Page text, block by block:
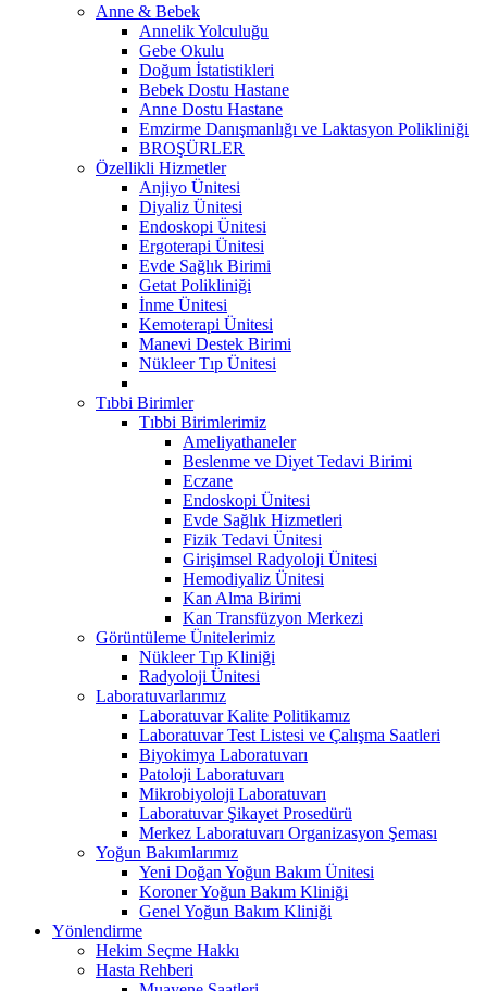
Anne & Bebek
Annelik Yolculuğu
Gebe Okulu
Doğum İstatistikleri
Bebek Dostu Hastane
Anne Dostu Hastane
Emzirme Danışmanlığı ve Laktasyon Polikliniği
BROŞÜRLER
Özellikli Hizmetler
Anjiyo Ünitesi
Diyaliz Ünitesi
Endoskopi Ünitesi
Ergoterapi Ünitesi
Evde Sağlık Birimi
Getat Polikliniği
İnme Ünitesi
Kemoterapi Ünitesi
Manevi Destek Birimi
Nükleer Tıp Ünitesi
Tıbbi Birimler
Tıbbi Birimlerimiz
Ameliyathaneler
Beslenme ve Diyet Tedavi Birimi
Eczane
Endoskopi Ünitesi
Evde Sağlık Hizmetleri
Fizik Tedavi Ünitesi
Girişimsel Radyoloji Ünitesi
Hemodiyaliz Ünitesi
Kan Alma Birimi
Kan Transfüzyon Merkezi
Görüntüleme Ünitelerimiz
Nükleer Tıp Kliniği
Radyoloji Ünitesi
Laboratuvarlarımız
Laboratuvar Kalite Politikamız
Laboratuvar Test Listesi ve Çalışma Saatleri
Biyokimya Laboratuvarı
Patoloji Laboratuvarı
Mikrobiyoloji Laboratuvarı
Laboratuvar Şikayet Prosedürü
Merkez Laboratuvarı Organizasyon Şeması
Yoğun Bakımlarımız
Yeni Doğan Yoğun Bakım Ünitesi
Koroner Yoğun Bakım Kliniği
Genel Yoğun Bakım Kliniği
Yönlendirme
Hekim Seçme Hakkı
Hasta Rehberi